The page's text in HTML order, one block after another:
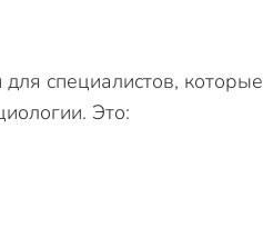
специалистов, которые
Это: